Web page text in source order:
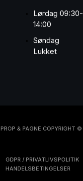
Lørdag 09:30-
14:00
Søndag
Lukket
PROP & PAGNE COPYRIGHT ©
GDPR / PRIVATLIVSPOLITIK
HANDELSBETINGELSER